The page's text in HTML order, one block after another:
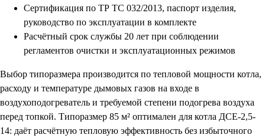
Сертификация по ТР ТС 032/2013, паспорт изделия,
руководство по эксплуатации в комплекте
Расчётный срок службы 20 лет при соблюдении
регламентов очистки и эксплуатационных режимов
Выбор типоразмера производится по тепловой мощности котла,
расходу и температуре дымовых газов на входе в
воздухоподогреватель и требуемой степени подогрева воздуха
перед топкой. Типоразмер 85 м² оптимален для котла ДСЕ-2,5-
14: даёт расчётную тепловую эффективность без избыточного